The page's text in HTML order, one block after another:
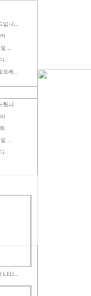
LED...
니...
...
.
레...
니...
...
...
.